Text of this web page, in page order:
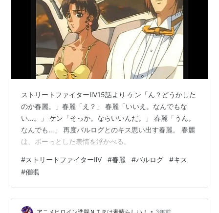
ストリートファイターⅡV15話より ケン「ん？どうかした
のか春麗。」春麗「え？」 春麗「いいえ。なんでもな
い…。」 ケン「そっか。ならいいんだ。」 春麗「うん。
なんでも…」 再度バルログとのキス思い出す春麗。 春麗
は、ボーっとした表情を浮かべる。
#ストリートファイターⅡV #春麗 #バルログ #キス
#催眠
•